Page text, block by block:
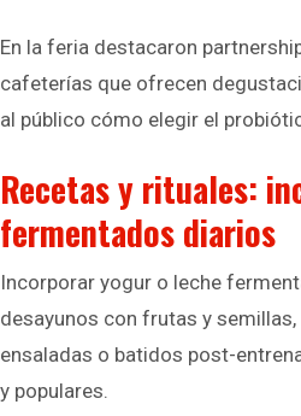
En la feria destacaron
cafeterías que ofrecen
al público cómo elegir el
Recetas y rituales:
fermentados diarios
Incorporar yogur o leche
desayunos con frutas y
ensaladas o batidos post-
y populares.